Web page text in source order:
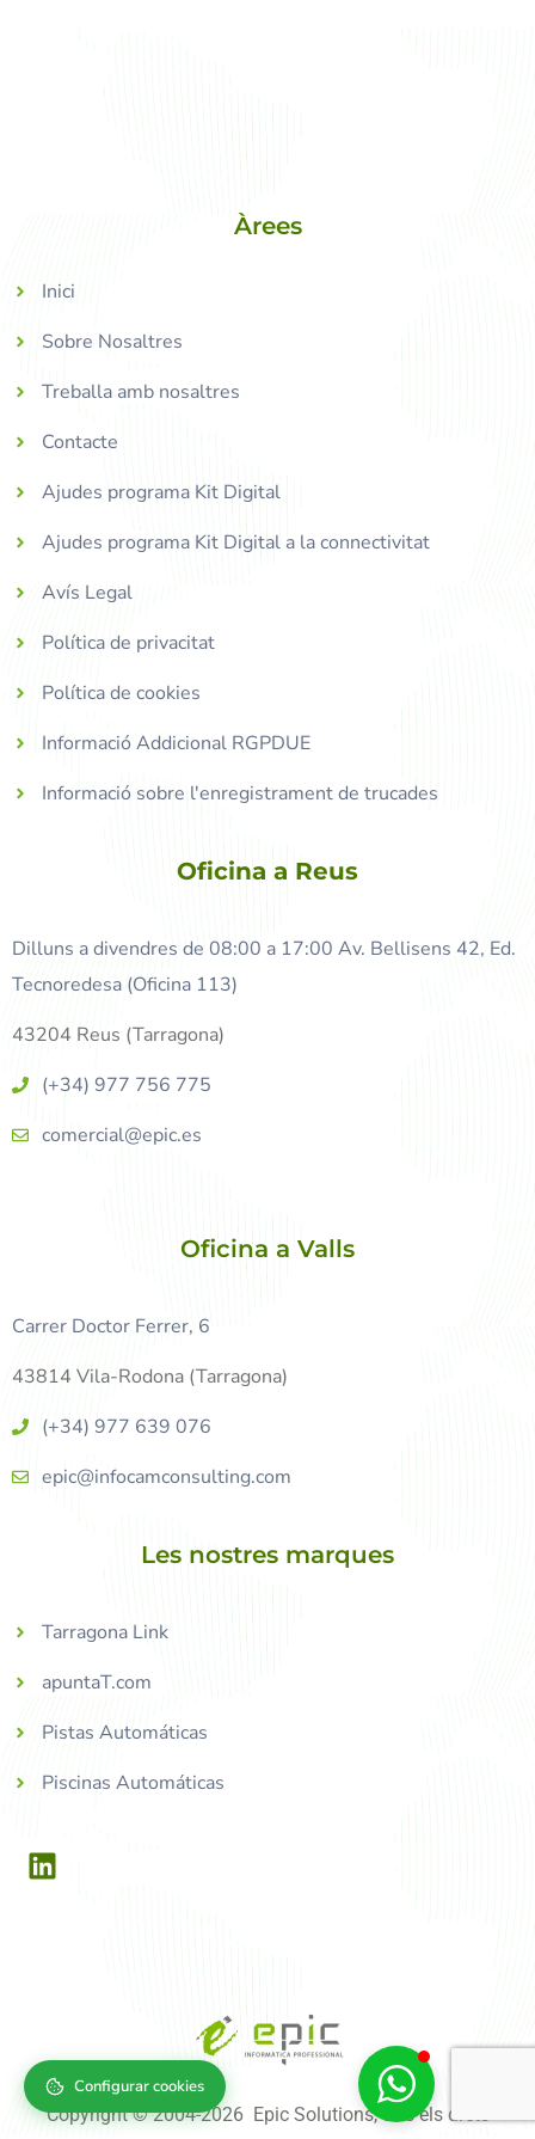
Àrees
Inici
Sobre Nosaltres
Treballa amb nosaltres
Contacte
Ajudes programa Kit Digital
Ajudes programa Kit Digital a la connectivitat
Avís Legal
Política de privacitat
Política de cookies
Informació Addicional RGPDUE
Informació sobre l'enregistrament de trucades
Oficina a Reus
Dilluns a divendres de 08:00 a 17:00 Av. Bellisens 42, Ed.
Tecnoredesa (Oficina 113)
43204 Reus (Tarragona)
(+34) 977 756 775
comercial@epic.es
Oficina a Valls
Carrer Doctor Ferrer, 6
43814 Vila-Rodona (Tarragona)
(+34) 977 639 076
epic@infocamconsulting.com
Les nostres marques
Tarragona Link
apuntaT.com
Pistas Automáticas
Piscinas Automáticas
Copyright © 2004-2026 Epic Solutions, tots els drets
Configurar cookies